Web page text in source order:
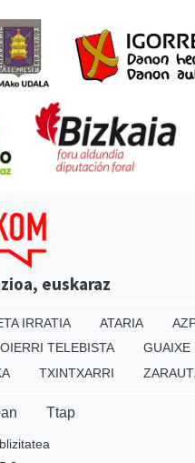
euskaraz
IRRATIA ATARIA
TELEBISTA
GUAIXE
TXINTXARRI
Ttap